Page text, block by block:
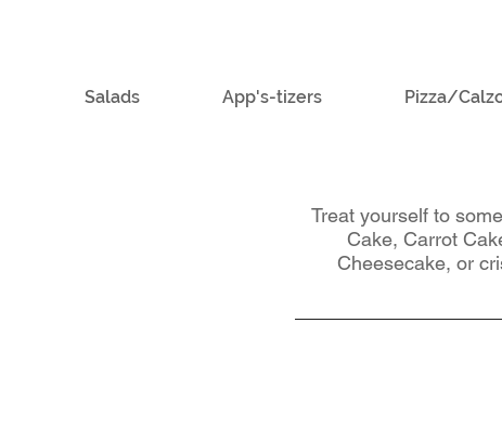
Salads App's-tizers Pizza/
Treat yourself to
Cake, Carrot
Cheesecake, or